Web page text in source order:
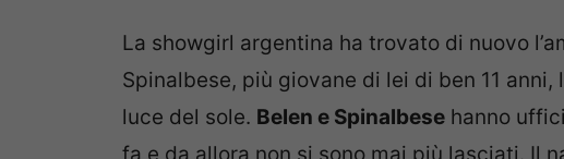
La showgirl argentina ha trovato di nuovo
Spinalbese, più giovane di lei di ben 11
luce del sole. Belen e Spinalbese hanno